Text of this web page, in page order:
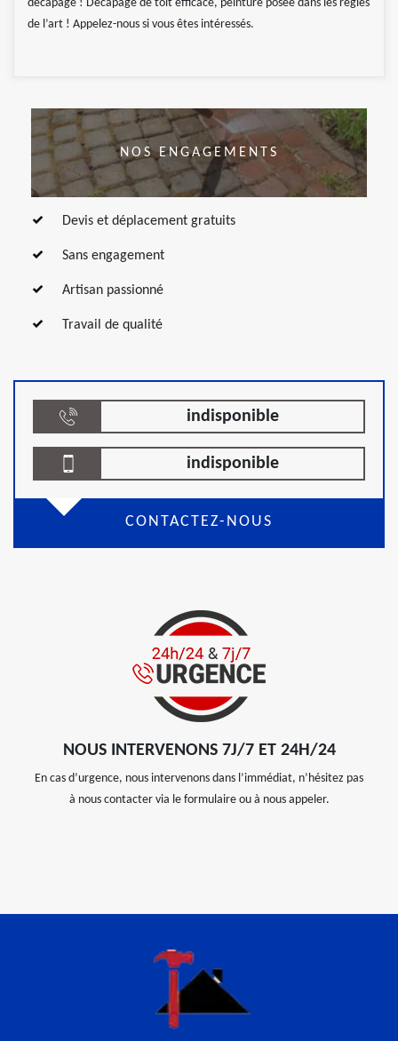
décapage ! Décapage de toit efficace, peinture posée dans les règles
de l’art ! Appelez-nous si vous êtes intéressés.
NOS ENGAGEMENTS
Devis et déplacement gratuits
Sans engagement
Artisan passionné
Travail de qualité
indisponible
indisponible
CONTACTEZ-NOUS
NOUS INTERVENONS 7J/7 ET 24H/24
En cas d’urgence, nous intervenons dans l’immédiat, n’hésitez pas
à nous contacter via le formulaire ou à nous appeler.